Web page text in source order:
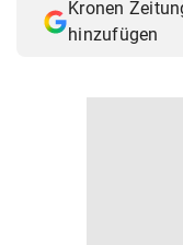
Kronen
hinzufügen